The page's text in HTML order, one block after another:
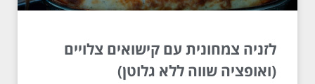
לזניה צמחונית עם קישואים צלויים
(ואופציה שווה ללא גלוטן)